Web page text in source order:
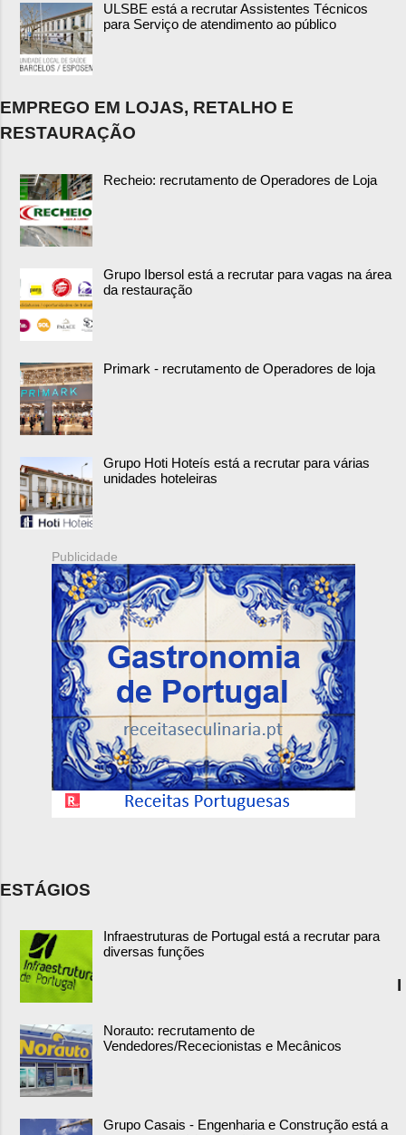
ULSBE está a recrutar Assistentes Técnicos
para Serviço de atendimento ao público
EMPREGO EM LOJAS, RETALHO E
RESTAURAÇÃO
Recheio: recrutamento de Operadores de Loja
Grupo Ibersol está a recrutar para vagas na área
da restauração
Primark - recrutamento de Operadores de loja
Grupo Hoti Hoteís está a recrutar para várias
unidades hoteleiras
Publicidade
ESTÁGIOS
Infraestruturas de Portugal está a recrutar para
diversas funções
Norauto: recrutamento de
Vendedores/Rececionistas e Mecânicos
Grupo Casais - Engenharia e Construção está a
I